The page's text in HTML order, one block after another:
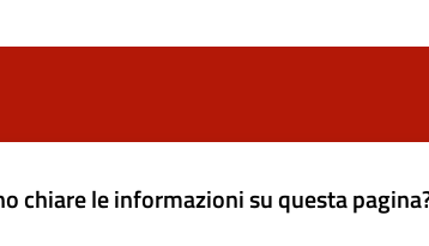
chiare le informazioni su questa